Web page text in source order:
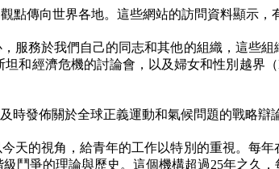
傳向世界各地。這些網站的訪問資料顯示，
服務於我們自己的同志和其他的組織，這些
和經濟危機的討論會，以及婦女和性別越界（
時發佈關於全球正義運動和氣候問題的戰略辯
天的視角，給青年的工作以特別的重視。每
鬥爭的理論與歷史。這個機構超過25年之久，